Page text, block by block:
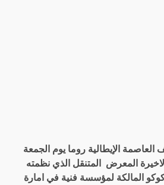
الإيطالية روما يوم الجمعة
المعرض المتنقل الذي نظمته
كوكو المالكة لمؤسسة فنية في امارة